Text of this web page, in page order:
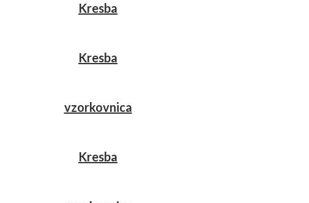
Kresba
Kresba
vzorkovnica
Kresba